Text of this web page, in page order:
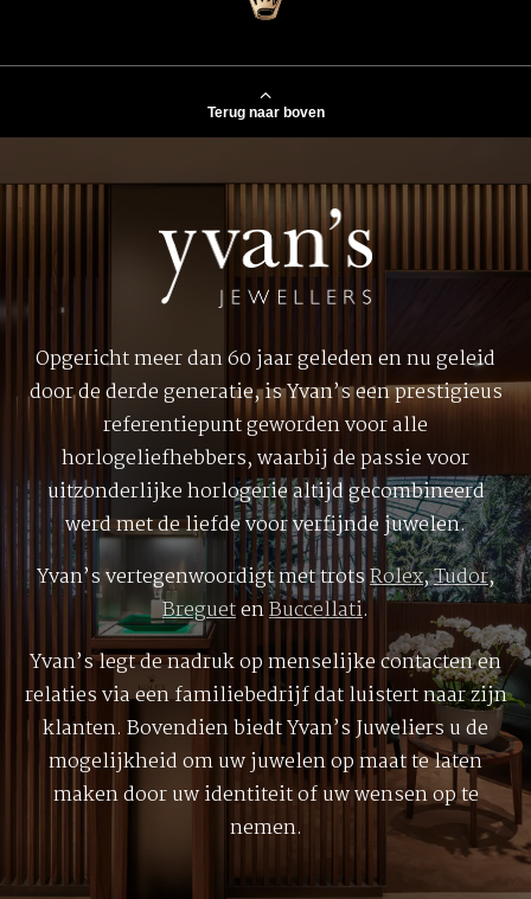
Terug naar boven
Opgericht meer dan 60 jaar geleden en nu geleid
door de derde generatie, is Yvan’s een prestigieus
referentiepunt geworden voor alle
horlogeliefhebbers, waarbij de passie voor
uitzonderlijke horlogerie altijd gecombineerd
werd met de liefde voor verfijnde juwelen.
Yvan’s vertegenwoordigt met trotsRolex,Tudor,
BreguetenBuccellati.
Yvan’s legt de nadruk op menselijke contacten en
relaties via een familiebedrijf dat luistert naar zijn
klanten. Bovendien biedt Yvan’s Juweliers u de
mogelijkheid om uw juwelen op maat te laten
maken door uw identiteit of uw wensen op te
nemen.